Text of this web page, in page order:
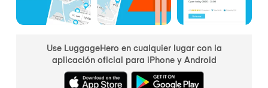
Use LuggageHero en cualquier lugar con la
aplicación oficial para iPhone y Android